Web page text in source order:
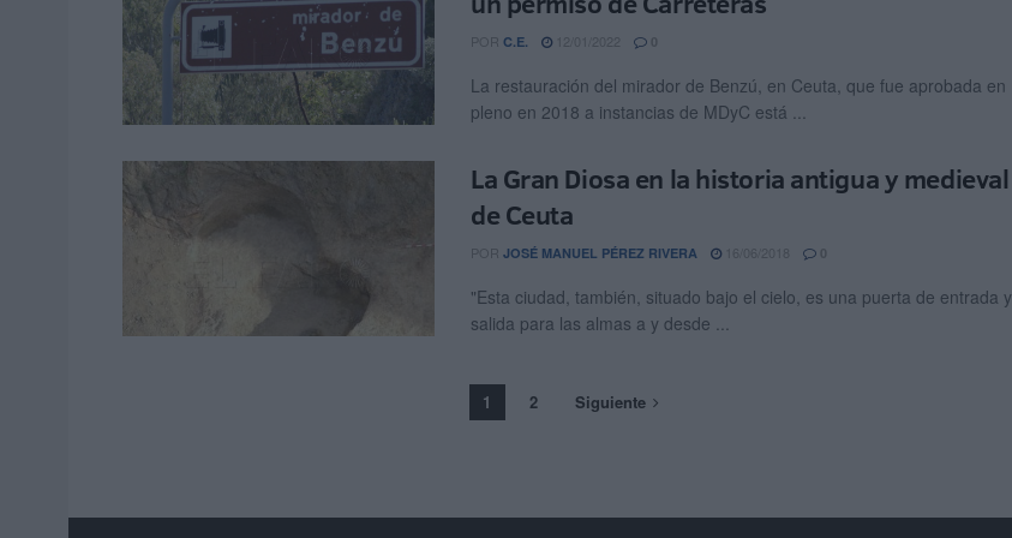
POR C.E. 0
La restauración del mirador de Benzú, en Ceuta, que fue aprobada en
pleno en 2018 a instancias de MDyC está ...
La Gran Diosa en la historia antigua y medieval
de Ceuta
POR JOSÉ MANUEL PÉREZ RIVERA 0
"Esta ciudad, también, situado bajo el cielo, es una puerta de entrada y
salida para las almas a y desde ...
1 2 Siguiente